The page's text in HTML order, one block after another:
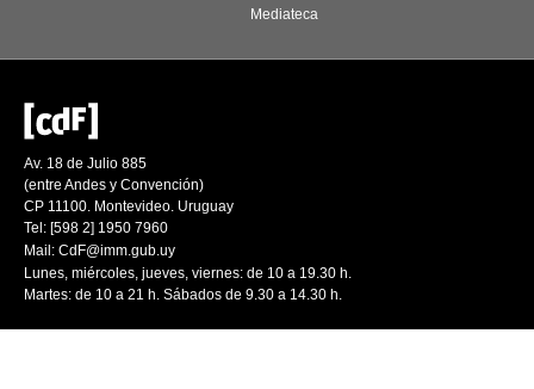
Mediateca
Av. 18 de Julio 885
(entre Andes y Convención)
CP 11100. Montevideo. Uruguay
Tel: [598 2] 1950 7960
Mail: CdF@imm.gub.uy
Lunes, miércoles, jueves, viernes: de 10 a 19.30 h.
Martes: de 10 a 21 h. Sábados de 9.30 a 14.30 h.